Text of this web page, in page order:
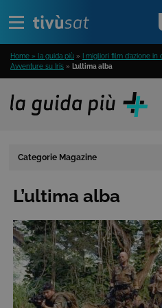
Home » la guida più »
I migliori film d’azione
Avventure su Iris » L’ultima alba
Categorie Magazine
L’ultima alba